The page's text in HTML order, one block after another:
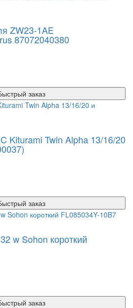
ZW23-1AE
87072040380
заказ
Kiturami Twin Alpha 13/16/20
заказ
w Sohon короткий
заказ